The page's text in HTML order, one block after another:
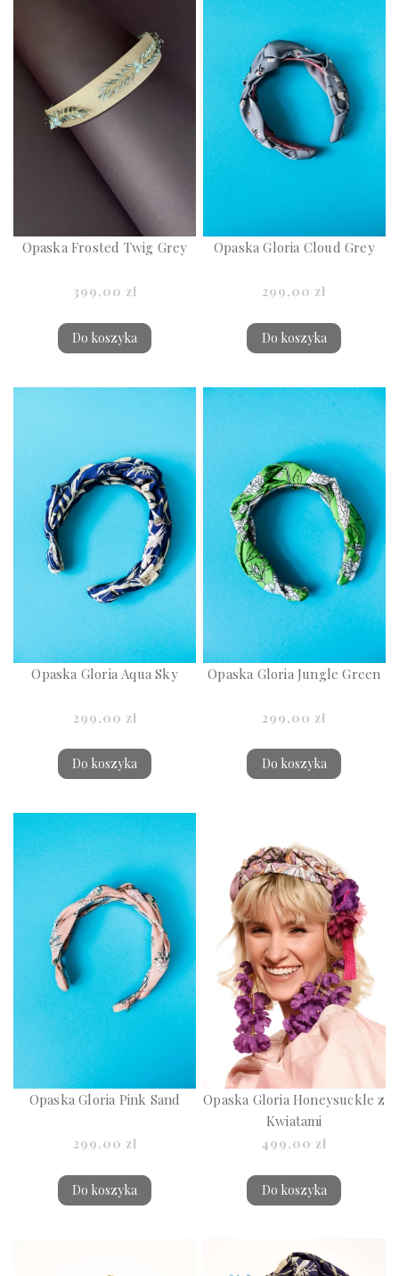
Opaska Frosted Twig Grey
399,00 zł
Do koszyka
Opaska Gloria Cloud Grey
299,00 zł
Do koszyka
Opaska Gloria Aqua Sky
299,00 zł
Do koszyka
Opaska Gloria Jungle Green
299,00 zł
Do koszyka
Opaska Gloria Pink Sand
299,00 zł
Do koszyka
Opaska Gloria Honeysuckle z
Kwiatami
499,00 zł
Do koszyka